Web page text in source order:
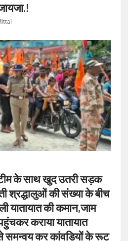
टीम के साथ खुद उतरी सड़क
श्रद्धालुओं की संख्या के बीच
यातायात की कमान,जाम
कराया यातायात
समन्वय कर कांवड़ियों के रूट